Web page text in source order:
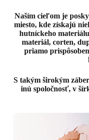
Naším cieľom je
miesto, kde získajú
hutníckeho
materiál, corten,
priamo
S takým širokým
inú spoločnosť, v